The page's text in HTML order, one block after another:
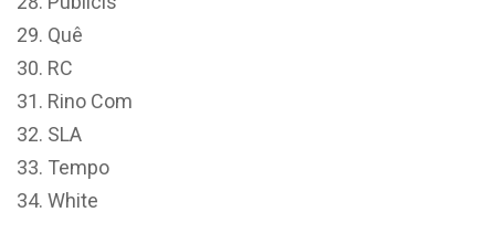
Quê
RC
Rino Com
SLA
Tempo
White